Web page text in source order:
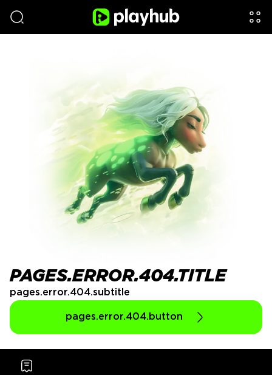
PAGES.ERROR.404.TITLE
pages.error.404.subtitle
pages.error.404.button